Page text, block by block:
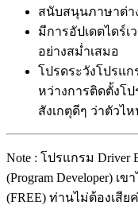
สนับสนุนภาษาต่า
มีการอัปเดตไดร์
อย่างสม่ำเสมอ
โปรดระวังโปรแก
หว่างการติดตั้งโ
สังเกตุดีๆ ว่าตัวไ
Note : โปรแกรม Driver
(Program Developer)
(FREE) ท่านไม่ต้องเสี